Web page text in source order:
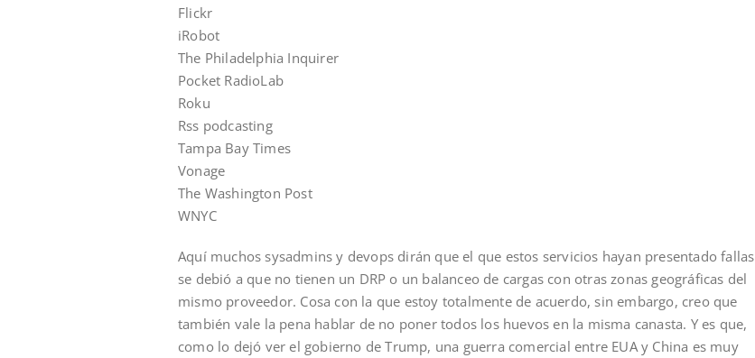
Flickr
iRobot
The Philadelphia Inquirer
Pocket RadioLab
Roku
Rss podcasting
Tampa Bay Times
Vonage
The Washington Post
WNYC
Aquí muchos sysadmins y devops dirán que el que estos servicios hayan presentado fallas
se debió a que no tienen un DRP o un balanceo de cargas con otras zonas geográficas del
mismo proveedor. Cosa con la que estoy totalmente de acuerdo, sin embargo, creo que
también vale la pena hablar de no poner todos los huevos en la misma canasta. Y es que,
como lo dejó ver el gobierno de Trump, una guerra comercial entre EUA y China es muy